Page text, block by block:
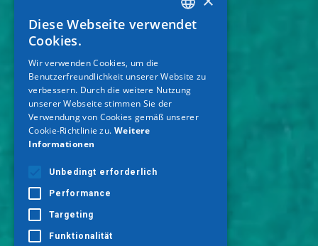
GREEK
GERMAN
Diese Webseite verwendet
Cookies.
Wir verwenden Cookies, um die
Benutzerfreundlichkeit unserer Website zu
verbessern. Durch die weitere Nutzung
unserer Webseite stimmen Sie der
Verwendung von Cookies gemäß unserer
Cookie-Richtlinie zu. Weitere
Informationen
Unbedingt erforderlich
Performance
Targeting
Funktionalität